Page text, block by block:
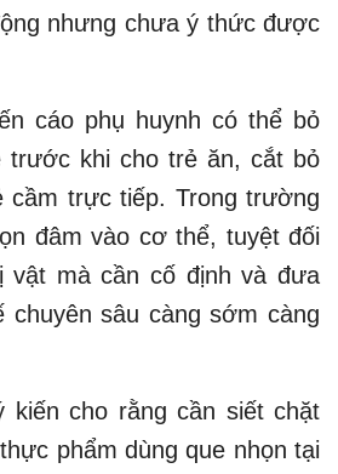
nhưng chưa ý thức được
cáo phụ huynh có thể bỏ
trước khi cho trẻ ăn, cắt bỏ
cầm trực tiếp. Trong trường
đâm vào cơ thể, tuyệt đối
vật mà cần cố định và đưa
sâu càng sớm càng
kiến cho rằng cần siết chặt
phẩm dùng que nhọn tại